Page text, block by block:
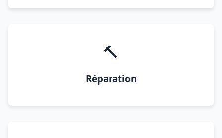
🔨
Réparation